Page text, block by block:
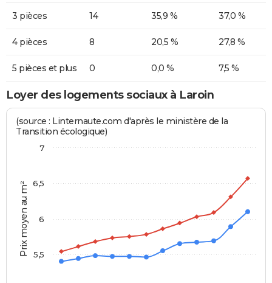
3 pièces 14 35,9 % 37,0 %
4 pièces 8 20,5 % 27,8 %
5 pièces et plus 0 0,0 % 7,5 %
Loyer des logements sociaux à Laroin
Prix moyen au m²
(source : Linternaute.com d'après le ministère de la
Transition écologique)
5,5
6
6,5
7